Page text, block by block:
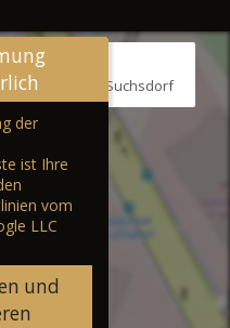
1, 24107 Kiel-Suchsdorf
der
ist Ihre
vom
LLC
und